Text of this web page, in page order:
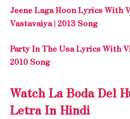
Jeene Laga Hoon Lyrics With
Vastavaiya | 2013 Song
Party In The Usa Lyrics With
2010 Song
Watch La Boda Del
Letra In Hindi